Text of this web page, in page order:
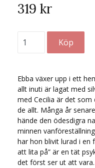
319 kr
Ebba växer upp i ett
allt inuti är lagat med
med Cecilia är det
de allt. Många år
hände den ödesdigra
minnen
har hon blivit lurad i en
att lita på” är en tät
det först ser ut att vara.